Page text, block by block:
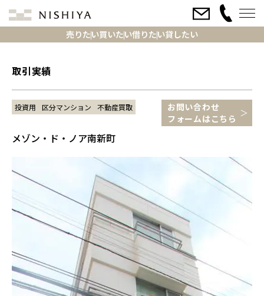
売りたい買いたい借りたい貸したい
取引実績
投資用 区分マンション 不動産買取
お問い合わせ
フォームはこちら
メゾン・ド・ノア南新町